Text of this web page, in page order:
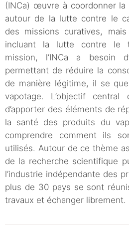
(INCa) œuvre à coordonner
autour de la lutte contre le
des missions curatives,
incluant la lutte contre le
mission, l’INCa a besoin
permettant de réduire la
de manière légitime, il se
vapotage. L’objectif
d’apporter des éléments de
la santé des produits du
comprendre comment ils
utilisés. Autour de ce thème
de la recherche scientifique
l’industrie indépendante des
plus de 30 pays se sont
travaux et échanger librement.